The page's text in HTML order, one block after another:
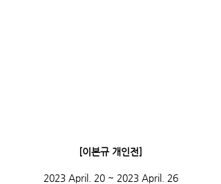
​[이본규 개인전]
2023 April. 20 ~ 2023 April. 26